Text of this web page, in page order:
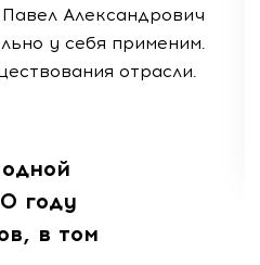
Александрович
у себя применим.
отрасли.
году
в том